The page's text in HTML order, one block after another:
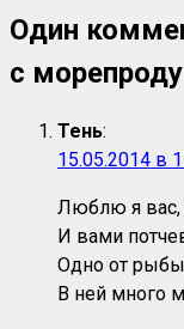
Один
с
Тень:
15.05.2014 в
Люблю я вас,
И вами
Одно от
В ней много